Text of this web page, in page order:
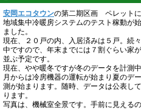
安岡エコタウンの第二期区画 ペレット
地域集中冷暖房システムのテスト稼動が
ました。
現在、２０戸の内、入居済みは５戸。続
中ですので、年末までには７割ぐらい家
並ぶ予定です。
現在、やや暖冬ですが冬のデータを計測
月からは冷房機器の運転が始まり夏のデ
測が始まります。随時、データは公表し
ります。
写真は、機械室全景です。手前に見える